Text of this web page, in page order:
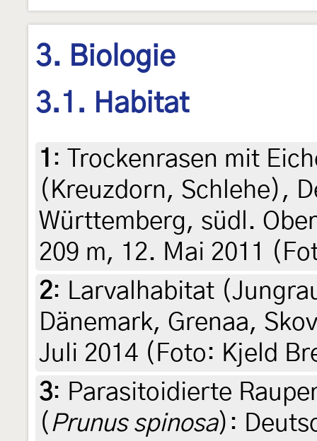
3. Biologie
3.1. Habitat
1 :
Trockenrasen mit
(Kreuzdorn, Schlehe),
Württemberg, südl.
209 m, 12. Mai 2011
2: Larvalhabitat
Dänemark, Grenaa,
Juli 2014 (Foto: Kjeld
3: Parasitoidierte
( Prunus spinosa):